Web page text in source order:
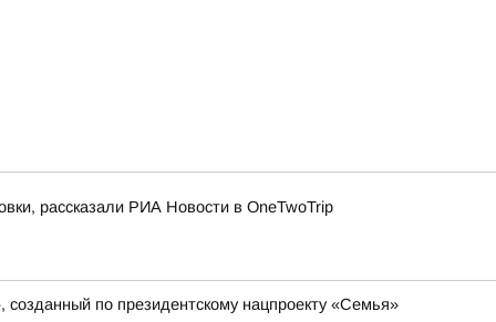
рассказали РИА Новости в OneTwoTrip
созданный по президентскому нацпроекту «Семья»